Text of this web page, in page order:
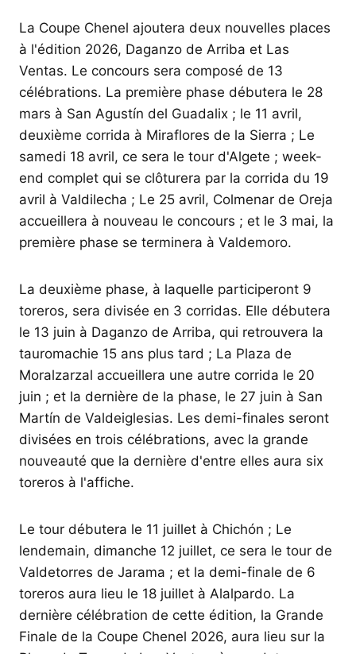
La Coupe Chenel ajoutera deux nouvelles places
à l'édition 2026, Daganzo de Arriba et Las
Ventas. Le concours sera composé de 13
célébrations. La première phase débutera le 28
mars à San Agustín del Guadalix ; le 11 avril,
deuxième corrida à Miraflores de la Sierra ; Le
samedi 18 avril, ce sera le tour d'Algete ; week-
end complet qui se clôturera par la corrida du 19
avril à Valdilecha ; Le 25 avril, Colmenar de Oreja
accueillera à nouveau le concours ; et le 3 mai, la
première phase se terminera à Valdemoro.
La deuxième phase, à laquelle participeront 9
toreros, sera divisée en 3 corridas. Elle débutera
le 13 juin à Daganzo de Arriba, qui retrouvera la
tauromachie 15 ans plus tard ; La Plaza de
Moralzarzal accueillera une autre corrida le 20
juin ; et la dernière de la phase, le 27 juin à San
Martín de Valdeiglesias. Les demi-finales seront
divisées en trois célébrations, avec la grande
nouveauté que la dernière d'entre elles aura six
toreros à l'affiche.
Le tour débutera le 11 juillet à Chichón ; Le
lendemain, dimanche 12 juillet, ce sera le tour de
Valdetorres de Jarama ; et la demi-finale de 6
toreros aura lieu le 18 juillet à Alalpardo. La
dernière célébration de cette édition, la Grande
Finale de la Coupe Chenel 2026, aura lieu sur la